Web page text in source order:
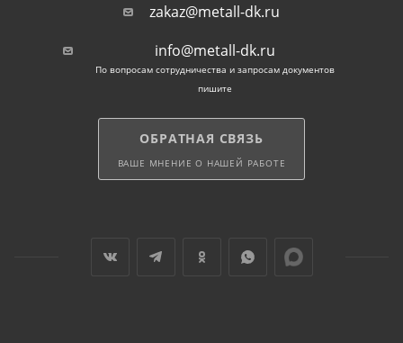
zakaz@metall-dk.ru
info@metall-dk.ru
По вопросам сотрудничества и запросам документов
пишите
ОБРАТНАЯ СВЯЗЬ
ВАШЕ МНЕНИЕ О НАШЕЙ РАБОТЕ